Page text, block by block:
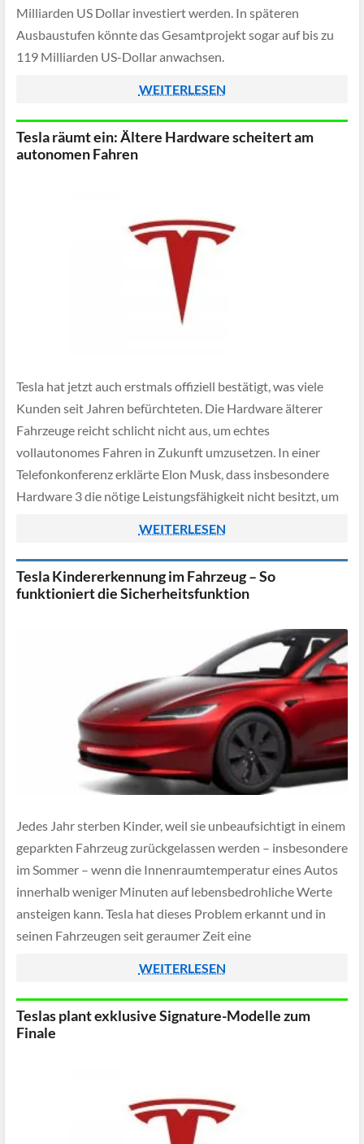
Milliarden US Dollar investiert werden. In späteren
Ausbaustufen könnte das Gesamtprojekt sogar auf bis zu
119 Milliarden US-Dollar anwachsen.
WEITERLESEN
Tesla räumt ein: Ältere Hardware scheitert am
autonomen Fahren
Tesla hat jetzt auch erstmals offiziell bestätigt, was viele
Kunden seit Jahren befürchteten. Die Hardware älterer
Fahrzeuge reicht schlicht nicht aus, um echtes
vollautonomes Fahren in Zukunft umzusetzen. In einer
Telefonkonferenz erklärte Elon Musk, dass insbesondere
Hardware 3 die nötige Leistungsfähigkeit nicht besitzt, um
WEITERLESEN
Tesla Kindererkennung im Fahrzeug – So
funktioniert die Sicherheitsfunktion
Jedes Jahr sterben Kinder, weil sie unbeaufsichtigt in einem
geparkten Fahrzeug zurückgelassen werden – insbesondere
im Sommer – wenn die Innenraumtemperatur eines Autos
innerhalb weniger Minuten auf lebensbedrohliche Werte
ansteigen kann. Tesla hat dieses Problem erkannt und in
seinen Fahrzeugen seit geraumer Zeit eine
integriert, die genau in solchen kritischen Situationen […]
WEITERLESEN
Teslas plant exklusive Signature-Modelle zum
Finale